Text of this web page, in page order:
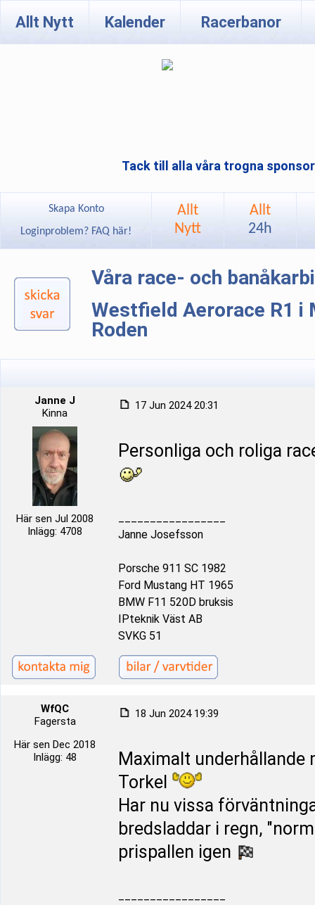
Allt Nytt Kalender Racerbanor
Tack till alla våra trogna
Skapa Konto
Loginproblem? FAQ här!
Allt
Nytt
Allt
24h
Våra race- och
Westfield Aerorace R1 i
Roden
Janne J
Kinna
Här sen Jul 2008
Inlägg: 4708
17 Jun 2024 20:31
Personliga och roliga
Janne Josefsson
Porsche 911 SC 1982
Ford Mustang HT 1965
BMW F11 520D bruksis
IPteknik Väst AB
SVKG 51
WfQC
Fagersta
Här sen Dec 2018
Inlägg: 48
18 Jun 2024 19:39
Maximalt
Torkel
Har nu vissa
bredsladdar i regn,
prispallen igen